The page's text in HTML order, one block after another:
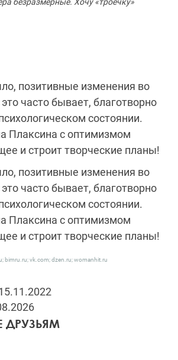
позитивные изменения во
часто бывает, благотворно
состоянии.
Плаксина с оптимизмом
и строит творческие планы!
позитивные изменения во
часто бывает, благотворно
состоянии.
Плаксина с оптимизмом
и строит творческие планы!
bimru.ru; vk.com; dzen.ru; womanhit.ru
ДРУЗЬЯМ